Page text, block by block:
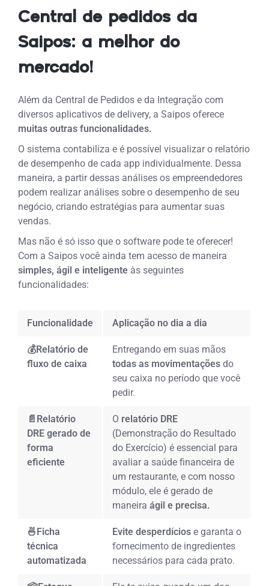
Central de pedidos da
Saipos: a melhor do
mercado!
Além da Central de Pedidos e da Integração com
diversos aplicativos de delivery, a Saipos oferece
muitas outras funcionalidades.
O sistema contabiliza e é possível visualizar o relatório
de desempenho de cada app individualmente. Dessa
maneira, a partir dessas análises os empreendedores
podem realizar análises sobre o desempenho de seu
negócio, criando estratégias para aumentar suas
vendas.
Mas não é só isso que o software pode te oferecer!
Com a Saipos você ainda tem acesso de maneira
simples, ágil e inteligente às seguintes
funcionalidades:
Funcionalidade Aplicação no dia a dia
💰Relatório de
fluxo de caixa
Entregando em suas mãos
todas as movimentações do
seu caixa no período que você
pedir.
📄Relatório
DRE gerado de
forma
eficiente
O relatório DRE
(Demonstração do Resultado
do Exercício) é essencial para
avaliar a saúde financeira de
um restaurante, e com nosso
módulo, ele é gerado de
maneiraágil e precisa.
🍜Ficha
técnica
automatizada
Evite desperdíciose garanta o
fornecimento de ingredientes
necessários para cada prato.